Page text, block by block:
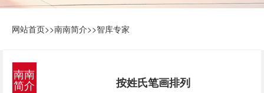
网站首页>>南南简介>>智库专家
南南
简介 按姓氏笔画排列